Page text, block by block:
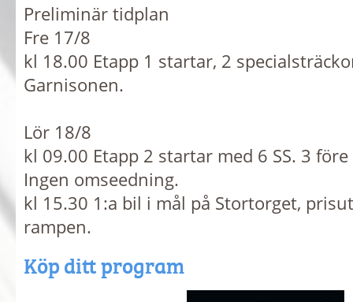
Preliminär tidplan
Fre 17/8
kl 18.00 Etapp 1 startar, 2
Garnisonen.
Lör 18/8
kl 09.00 Etapp 2 startar med 6 SS. 3
Ingen omseedning.
kl 15.30 1:a bil i mål på Stortorget,
rampen.
Köp ditt program